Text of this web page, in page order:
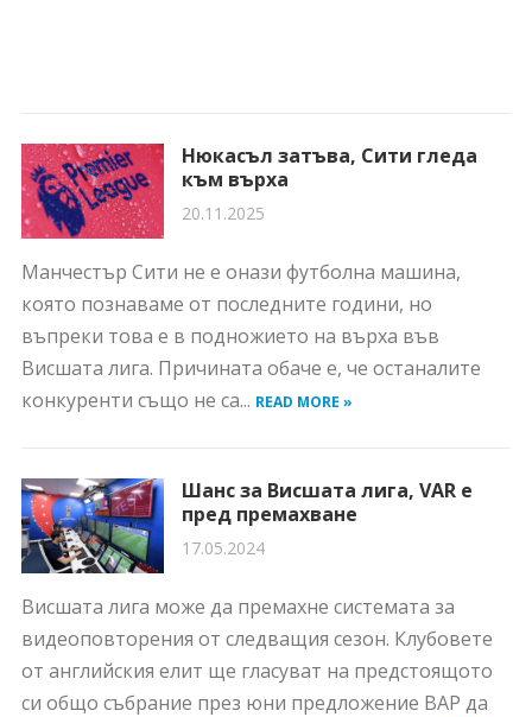
Нюкасъл затъва, Сити гледа
към върха
20.11.2025
Манчестър Сити не е онази футболна машина,
която познаваме от последните години, но
въпреки това е в подножието на върха във
Висшата лига. Причината обаче е, че останалите
конкуренти също не са... READ MORE »
Шанс за Висшата лига, VAR е
пред премахване
17.05.2024
Висшата лига може да премахне системата за
видеоповторения от следващия сезон. Клубовете
от английския елит ще гласуват на предстоящото
си общо събрание през юни предложение ВАР да